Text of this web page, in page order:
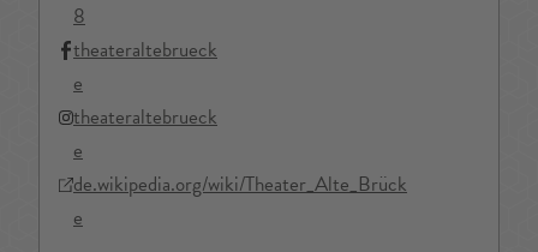
8
theateraltebrueck
e
theateraltebrueck
e
de.wikipedia.org/wiki/Theater_Alte_Brück
e